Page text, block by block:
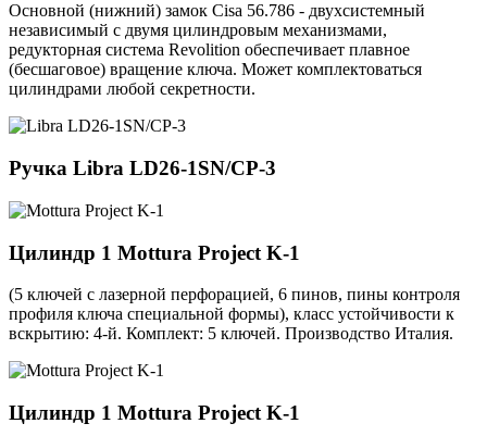
Основной (нижний) замок Cisa 56.786 - двухсистемный
независимый с двумя цилиндровым механизмами,
редукторная система Revolition обеспечивает плавное
(бесшаговое) вращение ключа. Может комплектоваться
цилиндрами любой секретности.
Ручка Libra LD26-1SN/CP-3
Цилиндр 1 Mottura Project K-1
(5 ключей с лазерной перфорацией, 6 пинов, пины контроля
профиля ключа специальной формы), класс устойчивости к
вскрытию: 4-й. Комплект: 5 ключей. Производство Италия.
Цилиндр 1 Mottura Project K-1